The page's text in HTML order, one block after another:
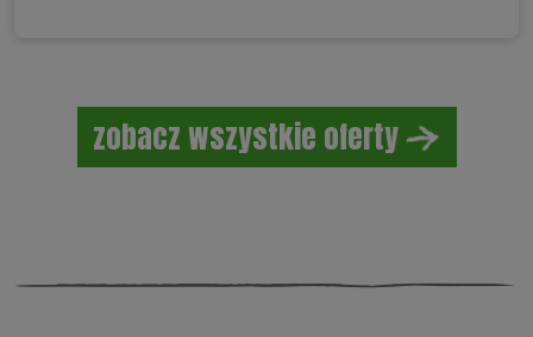
zobacz wszystkie oferty